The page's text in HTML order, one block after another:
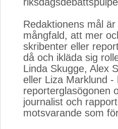
Redaktionens mål
mångfald, att mer
skribenter eller
då och ikläda sig
Linda Skugge, Alex
eller Liza Marklund
reporterglasögonen
journalist och
motsvarande som